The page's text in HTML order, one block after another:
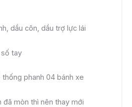
dầu côn, dầu trợ lực lái
tay
phanh 04 bánh xe
đã mòn thì nên thay mới